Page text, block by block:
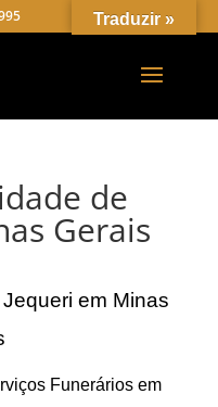
de
Gerais
em Minas
Funerários em
Traduzir »